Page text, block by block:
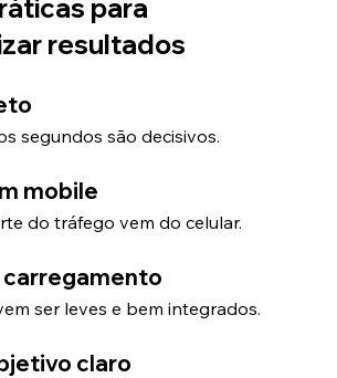
para
resultados
segundos são decisivos.
mobile
do tráfego vem do celular.
ser leves e bem integrados.
claro